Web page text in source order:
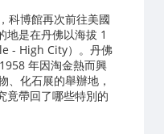
科博館再次前往美國
地是在丹佛以海拔 1
- High City）。丹佛
年因淘金熱而興
、化石展的舉辦地，
竟帶回了哪些特別的